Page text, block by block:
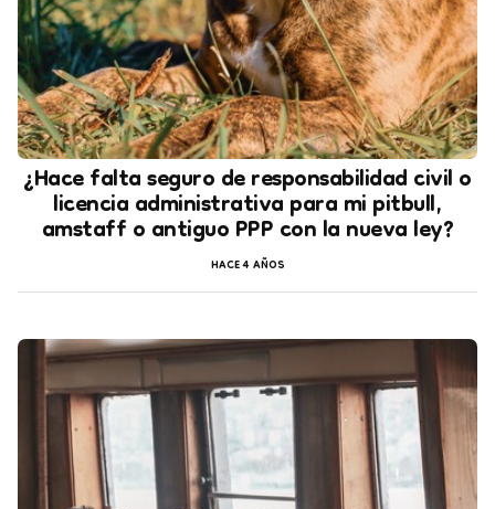
¿Hace falta seguro de responsabilidad civil o
licencia administrativa para mi pitbull,
amstaff o antiguo PPP con la nueva ley?
HACE 4 AÑOS